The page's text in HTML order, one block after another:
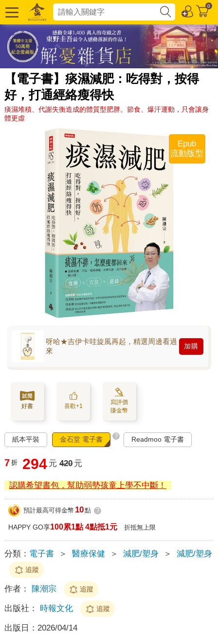
0
【電子書】痰濕減肥：吃得對，按得
好，打通經絡瘦得快
痰濕堆積、代謝失衡造成的體質型肥胖。節食、爆汗運動，只會讓身
體更虛
Epub
流動版型
呀哈★吉伊卡哇旋風再起，精選周邊看過
來
加購
好書 喜歡+1
寫評價
賺金幣
紙本平裝 金石堂 電子書 ? Readmoo 電子書
7 折 294 元 420 元
認購希望書包，幫助弱勢孩童上學不中斷！
預計最高可得金幣 10點 ?
HAPPY GO享100累1點 4點抵1元 折抵無上限
分類： 電子書 ＞ 醫療保健 ＞ 減肥/塑身 ＞ 減肥/塑身
追蹤
作者： 陳潮宗 追蹤
出版社： 時報文化 追蹤
出版日： 2026/04/14